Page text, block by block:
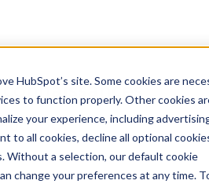
HubSpot’s site. Some cookies are
to function properly. Other cookies
your experience, including
to all cookies, decline all optional
Without a selection, our default cookie
change your preferences at any time.